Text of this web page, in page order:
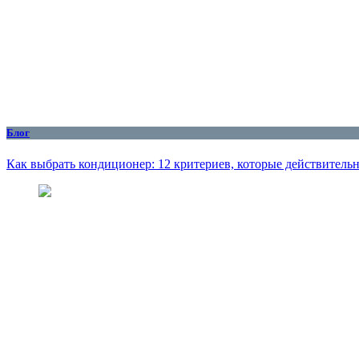
Блог
Как выбрать кондиционер: 12 критериев, которые